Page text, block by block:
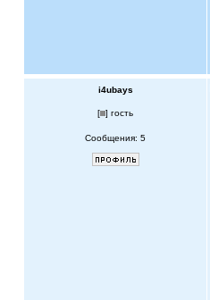
i4ubays
[ ] гость
Сообщения: 5